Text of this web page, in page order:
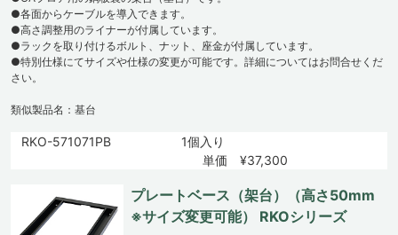
●各面からケーブルを導入できます。
●高さ調整用のライナーが付属しています。
●ラックを取り付けるボルト、ナット、座金が付属しています。
●特別仕様にてサイズや仕様の変更が可能です。詳細についてはお問合せくだ
さい。
類似製品名：基台
RKO-571071PB
1個入り
単価 ¥37,300
プレートベース（架台）（高さ50mm
※サイズ変更可能） RKOシリーズ